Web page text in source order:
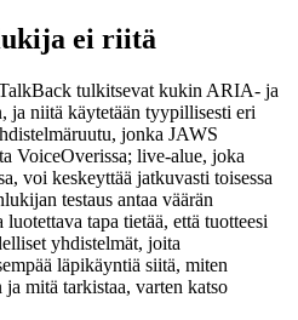
ei riitä
tulkitsevat kukin ARIA- ja
niitä käytetään tyypillisesti eri
jonka JAWS
VoiceOverissa; live-alue, joka
voi keskeyttää jatkuvasti toisessa
testaus antaa väärän
tapa tietää, että tuotteesi
yhdistelmät, joita
läpikäyntiä siitä, miten
mitä tarkistaa, varten katso